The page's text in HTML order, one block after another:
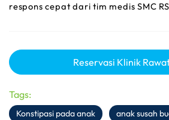
respons cepat dari tim medis SMC
Reservasi Klinik
Tags:
Konstipasi pada anak anak susah